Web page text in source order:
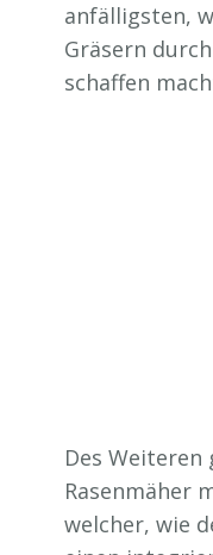
anfälligsten,
Gräsern
schaffen
Des Weiteren
Rasenmäher
welcher, wie